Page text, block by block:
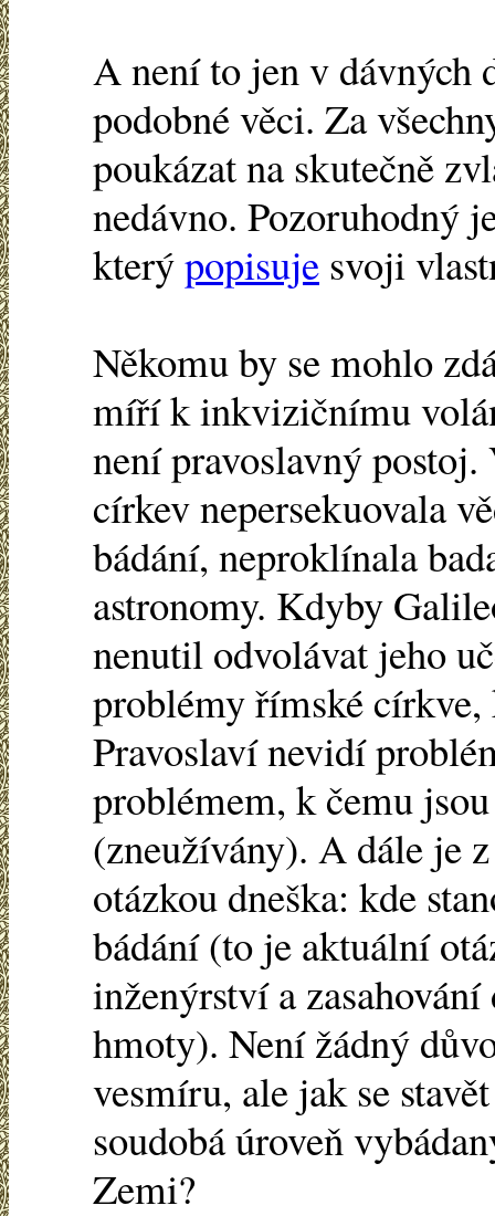
A není to jen v dávných
podobné věci. Za
poukázat na skutečně
nedávno. Pozoruhodný
kterýpopisuje svoji
Někomu by se mohlo
míří k inkvizičnímu
není pravoslavný
církev nepersekuovala
bádání, neproklínala
astronomy. Kdyby
nenutil odvolávat jeho
problémy římské církve,
Pravoslaví nevidí
problémem, k čemu
(zneužívány). A dále je
otázkou dneška: kde
bádání (to je aktuální
inženýrství a
hmoty). Není žádný
vesmíru, ale jak se
soudobá úroveň
Zemi?